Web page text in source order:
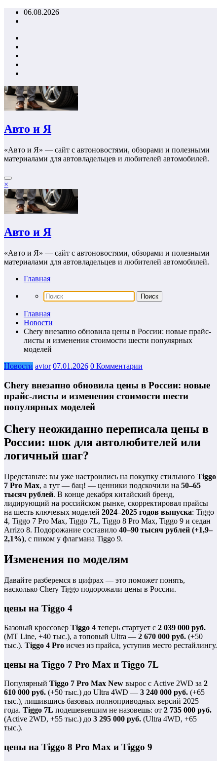
Перейти06.08.2026
Авто и Я
«Авто и Я» — сайт с автоновостями, обзорами и полезными
материалами для автовладельцев и любителей автомобилей.
×
Авто и Я
«Авто и Я» — сайт с автоновостями, обзорами и полезными
материалами для автовладельцев и любителей автомобилей.
Главная
Главная
Новости
Chery внезапно обновила цены в России: новые прайс-
листы и изменения стоимости шести популярных
моделей
Новости avtor 07.01.2026 0 Комментарии
Chery внезапно обновила цены в России: новые
прайс-листы и изменения стоимости шести
популярных моделей
Chery неожиданно переписала цены в
России: шок для автолюбителей или
логичный шаг?
Представьте: вы уже настроились на покупку стильного Tiggo
7 Pro Max, а тут — бац! — ценники подскочили на 50–65
тысяч рублей. В конце декабря китайский бренд,
лидирующий на российском рынке, скорректировал прайсы
на шесть ключевых моделей 2024–2025 годов выпуска: Tiggo
4, Tiggo 7 Pro Max, Tiggo 7L, Tiggo 8 Pro Max, Tiggo 9 и седан
Arrizo 8. Подорожание составило 40–90 тысяч рублей (+1,9–
2,1%), с пиком у флагмана Tiggo 9.
Изменения по моделям
Давайте разберемся в цифрах — это поможет понять,
насколько Chery Tiggo подорожали цены в России.
цены на Tiggo 4
Базовый кроссовер Tiggo 4 теперь стартует с 2 039 000 руб.
(MT Line, +40 тыс.), а топовый Ultra — 2 670 000 руб. (+50
тыс.). Tiggo 4 Pro исчез из прайса, уступив место рестайлингу.
цены на Tiggo 7 Pro Max и Tiggo 7L
Популярный Tiggo 7 Pro Max New вырос с Active 2WD за 2
610 000 руб. (+50 тыс.) до Ultra 4WD — 3 240 000 руб. (+65
тыс.), лишившись базовых полноприводных версий 2025
года. Tiggo 7L подешевевшим не назовешь: от 2 735 000 руб.
(Active 2WD, +55 тыс.) до 3 295 000 руб. (Ultra 4WD, +65
тыс.).
цены на Tiggo 8 Pro Max и Tiggo 9